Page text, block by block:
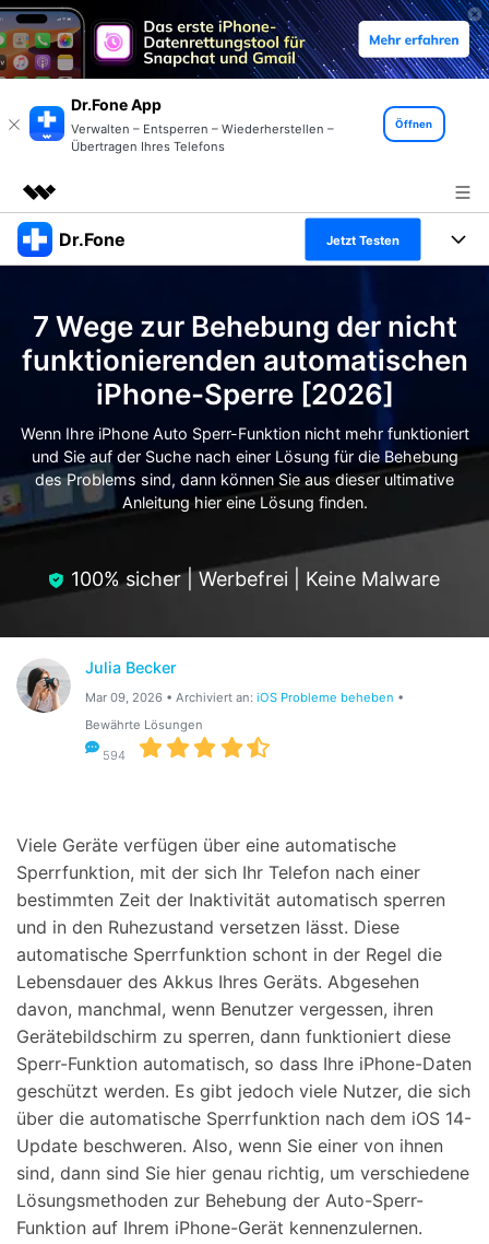
Dr.Fone App
Verwalten – Entsperren – Wiederherstellen –
Übertragen Ihres Telefons
Öffnen
Top-Produkte
Dienstprogramme
Überblick
Lösungen
Über uns
Presseraum
Shop
Support
Dr.Fone Jetzt Testen
Alles-in-einem-Toolkit
Weitere Tools und Apps
Lösungen
Entdecken Sie weitere Dr.Fone-Lösungen
Lernen und Unterstützung
Ressourcen & Lernen
Hilfe und Unterstützung erhalten
Android 16 FRP-Umgehung
Anmelden
7 Wege zur Behebung der nicht
funktionierenden automatischen
iPhone-Sperre [2026]
Wenn Ihre iPhone Auto Sperr-Funktion nicht mehr funktioniert
und Sie auf der Suche nach einer Lösung für die Behebung
des Problems sind, dann können Sie aus dieser ultimative
Anleitung hier eine Lösung finden.
100% sicher | Werbefrei | Keine Malware
Julia Becker
Mar 09, 2026 • Archiviert an: iOS Probleme beheben •
Bewährte Lösungen
594
Viele Geräte verfügen über eine automatische
Sperrfunktion, mit der sich Ihr Telefon nach einer
bestimmten Zeit der Inaktivität automatisch sperren
und in den Ruhezustand versetzen lässt. Diese
automatische Sperrfunktion schont in der Regel die
Lebensdauer des Akkus Ihres Geräts. Abgesehen
davon, manchmal, wenn Benutzer vergessen, ihren
Gerätebildschirm zu sperren, dann funktioniert diese
Sperr-Funktion automatisch, so dass Ihre iPhone-Daten
geschützt werden. Es gibt jedoch viele Nutzer, die sich
über die automatische Sperrfunktion nach dem iOS 14-
Update beschweren. Also, wenn Sie einer von ihnen
sind, dann sind Sie hier genau richtig, um verschiedene
Lösungsmethoden zur Behebung der Auto-Sperr-
Funktion auf Ihrem iPhone-Gerät kennenzulernen.